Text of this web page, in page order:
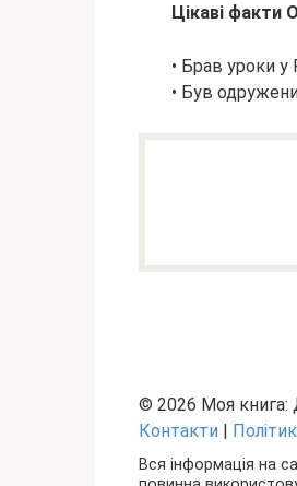
Цікаві факти
• Брав уроки у
• Був
© 2026 Моя книга:
Контакти |
Вся інформація на